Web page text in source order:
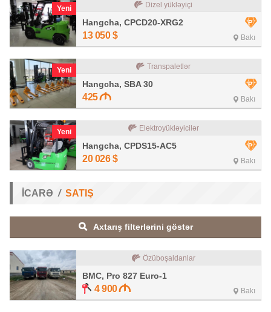
Yeni Dizel yükləyiçi
Hangcha, CPCD20-XRG2
13 050 $ Bakı
Yeni Transpaletlər
Hangcha, SBA 30
425 Bakı
Yeni Elektroyükləyicilər
Hangcha, CPDS15-AC5
20 026 $ Bakı
İCARƏ SATIŞ
Axtarış filterlərini göstər
Özüboşaldanlar
BMC, Pro 827 Euro-1
4 900 Bakı